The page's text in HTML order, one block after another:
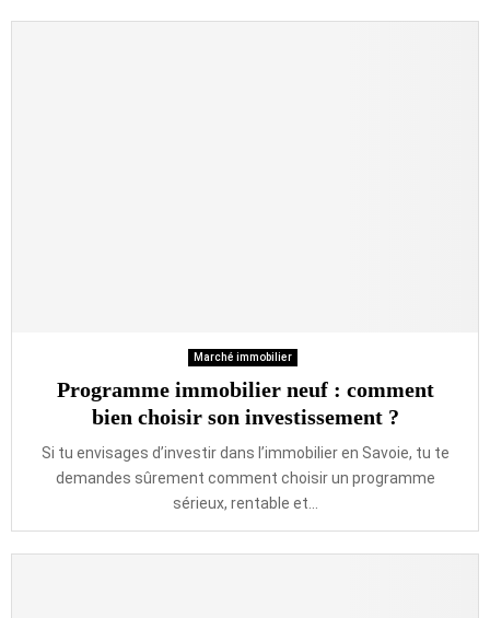
Marché immobilier
Programme immobilier neuf : comment
bien choisir son investissement ?
Si tu envisages d’investir dans l’immobilier en Savoie, tu te
demandes sûrement comment choisir un programme
sérieux, rentable et...